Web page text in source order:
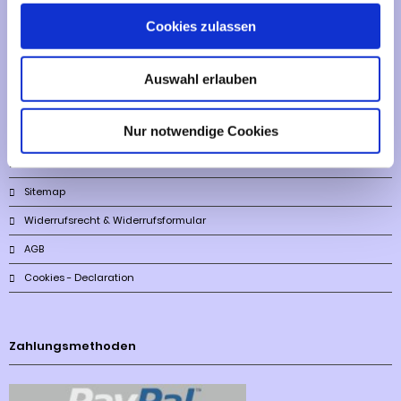
Cookies zulassen
Auswahl erlauben
Nur notwendige Cookies
Liefer- und Versandkosten
Privatsphäre und Datenschutz
Sitemap
Widerrufsrecht & Widerrufsformular
AGB
Cookies - Declaration
Zahlungsmethoden